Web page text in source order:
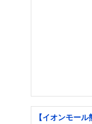
【イオンモー